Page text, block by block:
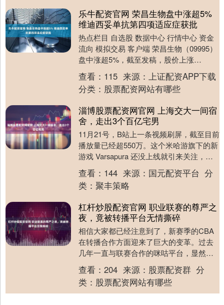
乐牛配资官网 荣昌生物盘中涨超5%
维迪西妥单抗第四项适应症获批
热点栏目 自选股 数据中心 行情中心 资金
流向 模拟交易 客户端 荣昌生物（09995）
盘中涨超5%，截至发稿，股价上涨
2.46%，现报89.50港元，成交额1....
查看： 115 来源： 上证配资APP下载
分类： 股票配资网站有哪些
淄博股票配资网官网 上海交大一间宿
舍，走出3个百亿宅男
11月21号，B站上一条视频刷屏，截至目前
播放量已经超550万。这个米哈游旗下的新
游戏 Varsapura 还没上线就引来关注，就
连游戏巨头索尼的前高管也忍不住....
查看： 144 来源： 国元配资平台 分
类： 聚丰策略
杠杆炒股配资官网 职业联赛的尊严之
夜，竟被转播平台无情撕碎
相信大家都已经注意到了，新赛季的CBA
在转播合作方面迎来了巨大的变革。过去
几年一直与联赛合作的咪咕平台，显然在
新赛季不再续约了。产生这一变化的原因
其实也很简单：....
查看： 204 来源： 股票配资群 分
类： 股票配资网站有哪些